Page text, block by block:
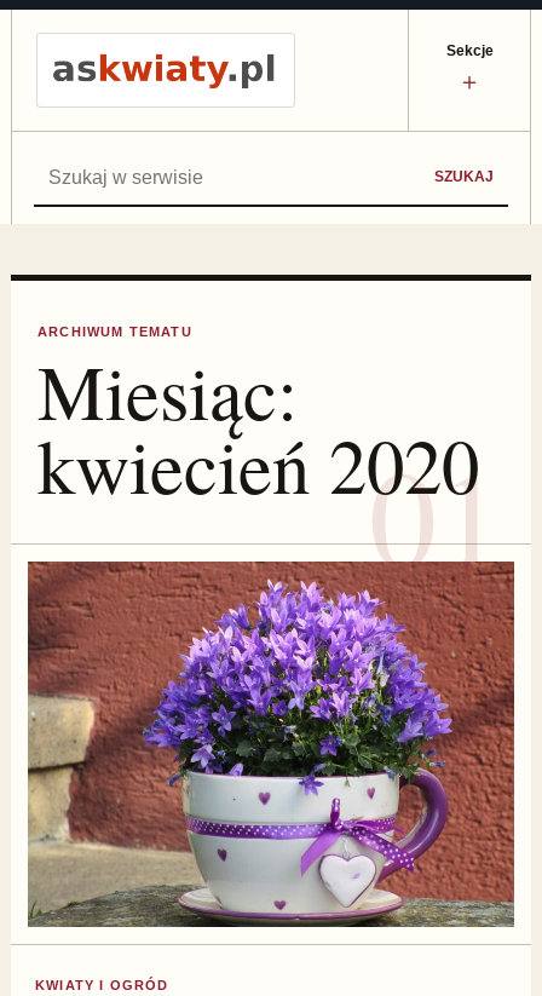
SZUKAJ
Sekcje
＋
ARCHIWUM TEMATU
Miesiąc:
kwiecień 2020
KWIATY I OGRÓD